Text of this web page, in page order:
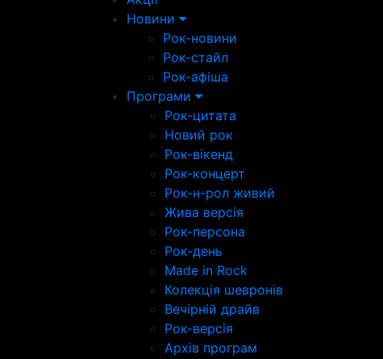
Новини
Рок-новини
Рок-стайл
Рок-афіша
Програми
Рок-цитата
Новий рок
Рок-вікенд
Рок-концерт
Рок-н-рол живий
Жива версія
Рок-персона
Рок-день
Made in Rock
Колекція шевронів
Вечірній драйв
Рок-версія
Архів програм